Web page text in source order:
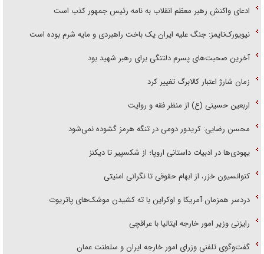
ادعای واکنش رهبر معظم انقلاب به نامه رئیس جمهور کذب است
نیویورک‌تایمز: جنگ علیه ایران یک باخت راهبردی و مایه شرم بوده است
آخرین صحبت‌های پسرم دلتنگی برای رهبر شهید بود
زمان شارژ اعتبار کالابرگ تغییر کرد
اربعین حسینی (ع) از منظر فقه و روایت
محسن رضایی: کریدور دومی در تنگه هرمز گشوده نمی‌شود
یهودی‌ها در ادبیات داستانی اروپا؛ از شکسپیر تا دیکنز
کنوانسیون خزر، از ابهام حقوقی تا نگرانی امنیتی
دردسر همزمان آمریکا و اوکراین با ته کشیدن موشک‌های پاتریوت
رایزنی وزیر امور خارجه ایتالیا با عراقچی
گفت‌وگوی تلفنی وزرای امور خارجه ایران و سلطنت عمان